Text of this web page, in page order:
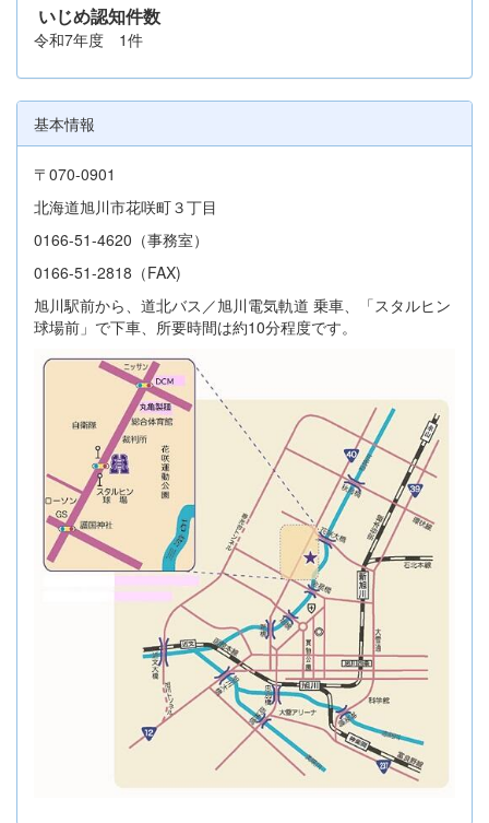
いじめ認知件数
令和7年度 1件
基本情報
〒070-0901
北海道旭川市花咲町３丁目
0166-51-4620（事務室）
0166-51-2818（FAX)
旭川駅前から、道北バス／旭川電気軌道 乗車、「スタルヒン
球場前」で下車、所要時間は約10分程度です。